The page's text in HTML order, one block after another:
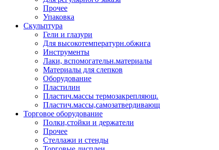
Прочее
Упаковка
Скульптура
Гели и глазури
Для высокотемпературн.обжига
Инструменты
Лаки, вспомогательн.материалы
Материалы для слепков
Оборудование
Пластилин
Пластич.массы термозакрепляющ.
Пластич.массы,самозатвердивающ
Торговое оборудование
Полки,стойки и держатели
Прочее
Стеллажи и стенды